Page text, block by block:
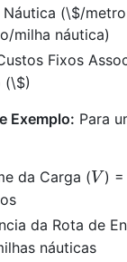
Náutica (\$/metro
milha náutica)
Fixos
(\$)
Exemplo: Para
da Carga (V
V ) =
da Rota de
náuticas